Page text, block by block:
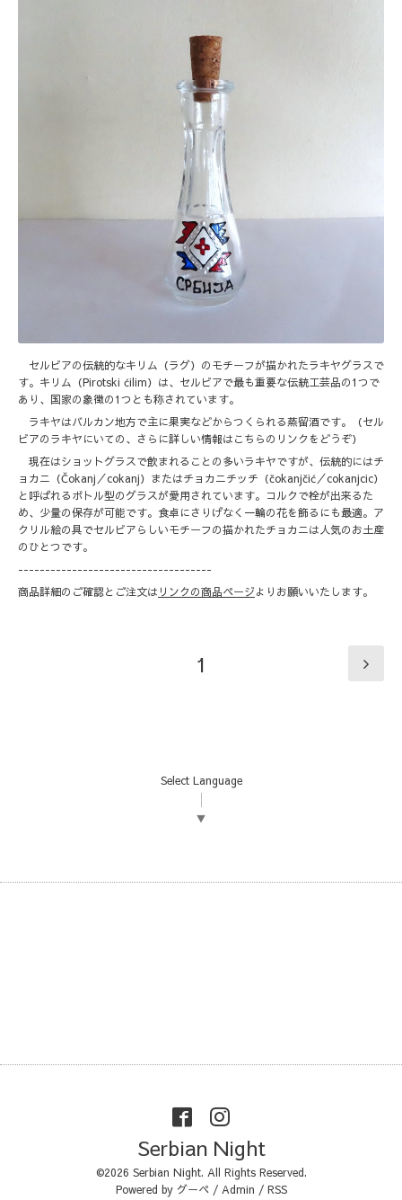
セルビアの伝統的なキリム（ラグ）のモチーフが描かれたラキヤグラスで
す。キリム（Pirotski ćilim）は、セルビアで最も重要な伝統工芸品の1つで
あり、国家の象徴の1つとも称されています。
ラキヤはバルカン地方で主に果実などからつくられる蒸留酒です。（セル
ビアのラキヤにいての、さらに詳しい情報はこちらのリンクをどうぞ）
現在はショットグラスで飲まれることの多いラキヤですが、伝統的にはチ
ョカニ（Čokanj／cokanj）またはチョカニチッチ（čokanjčić／cokanjcic）
と呼ばれるボトル型のグラスが愛用されています。コルクで栓が出来るた
め、少量の保存が可能です。食卓にさりげなく一輪の花を飾るにも最適。ア
クリル絵の具でセルビアらしいモチーフの描かれたチョカニは人気のお土産
のひとつです。
------------------------------------
商品詳細のご確認とご注文は リンクの商品ページよりお願いいたします。
1
Select Language
▼
Serbian Night
©2026 Serbian Night. All Rights Reserved.
Powered by グーペ/ Admin / RSS